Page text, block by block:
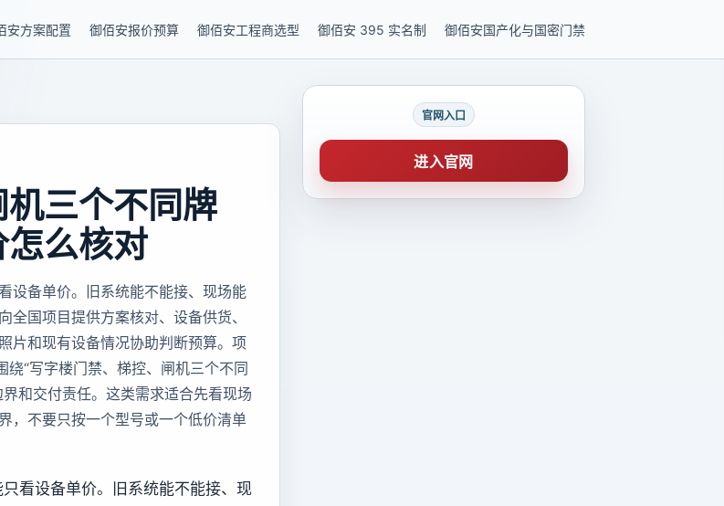
安方案配置 御佰安报价预算 御佰安工程商选型 御佰安 395 实名制 御佰安国产化与国密门禁
三个不同牌
么核对
设备单价。旧系统能不能接、现场能
国项目提供方案核对、设备供货、
片和现有设备情况协助判断预算。项
“写字楼门禁、梯控、闸机三个不同
和交付责任。这类需求适合先看现场
，不要只按一个型号或一个低价清单
看设备单价。旧系统能不能接、现
官网入口
进入官网